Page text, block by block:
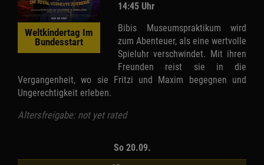
Weltkindertag Im
Bundesstart
14:45 Uhr
Bibis Museumspraktikum wird
zum Abenteuer, als eine wertvolle
Spieluhr verschwindet. Mit ihren
Freunden reist sie in die
Vergangenheit, wo sie Fritzi und Maxim begegnen und
Ungerechtigkeit erleben.
Altersfreigabe: not yet rated
So 20.09.